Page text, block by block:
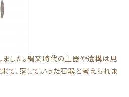
した。縄文時代の土器や遺構は見
て、落していった石器と考えられま